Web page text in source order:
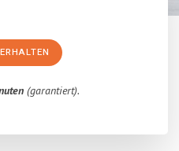
(garantiert).